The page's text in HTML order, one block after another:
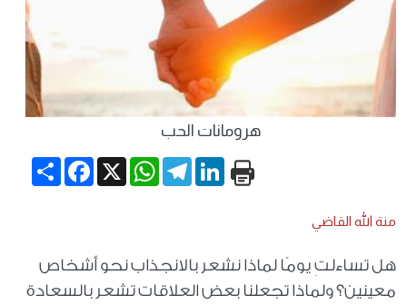
هرومانات الحب
Share
Facebook X
WhatsApp
TelegramLinkedIn
منة الله القاضي
هل تساءلتِ يومًا لماذا نشعر بالانجذاب نحو أشخاص
معينين؟ ولماذا تجعلنا بعض العلاقات تشعر بالسعادة